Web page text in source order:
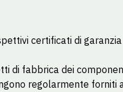
certificati di garanzia
di fabbrica dei
regolarmente forniti